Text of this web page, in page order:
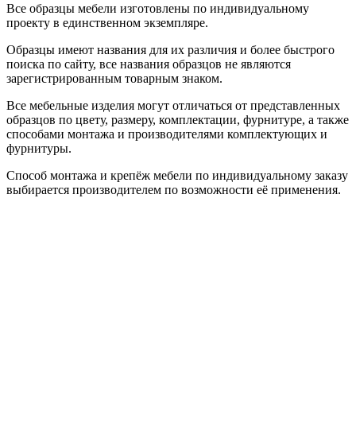
Все образцы мебели изготовлены по индивидуальному
проекту в единственном экземпляре.
Образцы имеют названия для их различия и более быстрого
поиска по сайту, все названия образцов не являются
зарегистрированным товарным знаком.
Все мебельные изделия могут отличаться от представленных
образцов по цвету, размеру, комплектации, фурнитуре, а также
способами монтажа и производителями комплектующих и
фурнитуры.
Способ монтажа и крепёж мебели по индивидуальному заказу
выбирается производителем по возможности её применения.